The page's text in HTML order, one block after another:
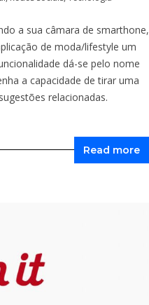
a sua câmara de smarthone,
de moda/lifestyle um
dá-se pelo nome
a capacidade de tirar uma
relacionadas.
Read more